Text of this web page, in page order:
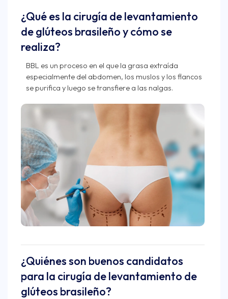
¿Qué es la cirugía de levantamiento
de glúteos brasileño y cómo se
realiza?
BBL es un proceso en el que la grasa extraída
especialmente del abdomen, los muslos y los flancos
se purifica y luego se transfiere a las nalgas.
¿Quiénes son buenos candidatos
para la cirugía de levantamiento de
glúteos brasileño?